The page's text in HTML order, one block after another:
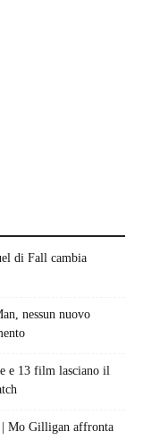
di Fall cambia
nessun nuovo
e 13 film lasciano il
Mo Gilligan affronta